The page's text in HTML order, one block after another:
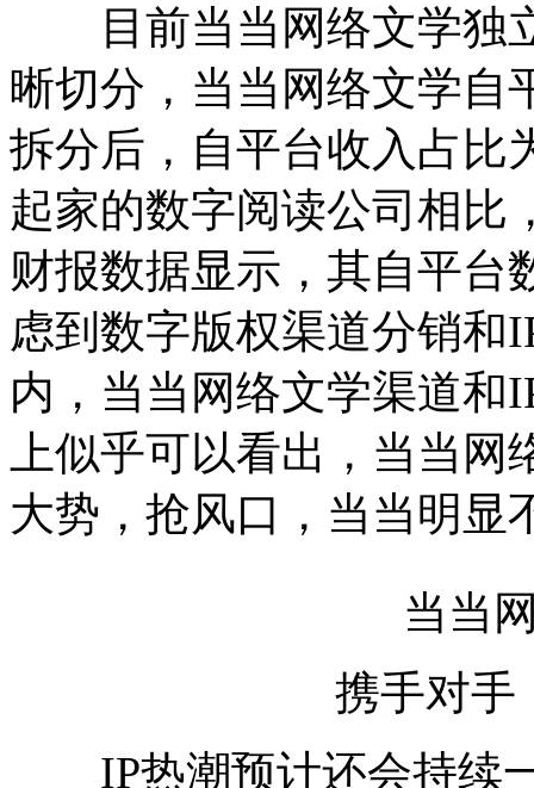
目前当当网络文学独
晰切分，当当网络文学自
拆分后，自平台收入占
起家的数字阅读公司相比
财报数据显示，其自平台
虑到数字版权渠道分销和
内，当当网络文学渠道和
上似乎可以看出，当当
大势，抢风口，当当明显
当当网
携手对手
IP热潮预计还会持续一